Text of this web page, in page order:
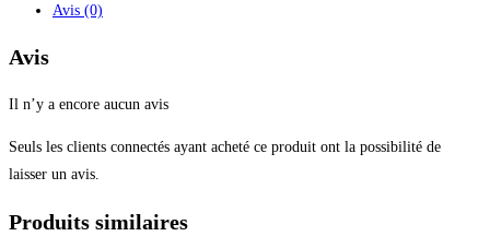
Avis (0)
Avis
Il n’y a encore aucun avis
Seuls les clients connectés ayant acheté ce produit ont la possibilité de
laisser un avis.
Produits similaires